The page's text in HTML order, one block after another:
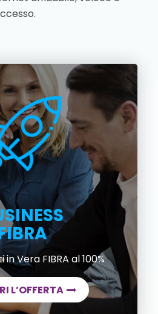
Vera FIBRA al 100%
L’OFFERTA